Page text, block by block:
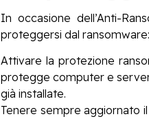
In occasione dell’Anti-
proteggersi dal ransomware:
Attivare la protezione
protegge computer e
già installate.
Tenere sempre aggiornato